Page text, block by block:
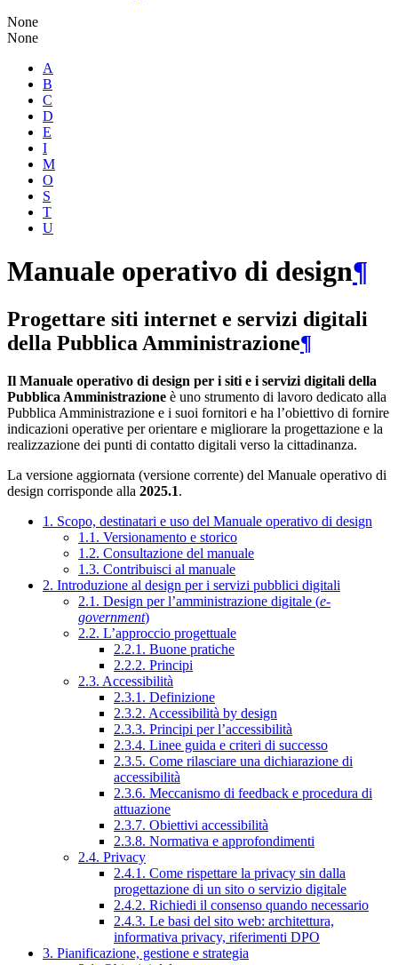
None
None
A
B
C
D
E
I
M
O
S
T
U
Manuale operativo di design¶
Progettare siti internet e servizi digitali
della Pubblica Amministrazione¶
Il Manuale operativo di design per i siti e i servizi digitali della
Pubblica Amministrazione è uno strumento di lavoro dedicato alla
Pubblica Amministrazione e i suoi fornitori e ha l’obiettivo di fornire
indicazioni operative per orientare e migliorare la progettazione e la
realizzazione dei punti di contatto digitali verso la cittadinanza.
La versione aggiornata (versione corrente) del Manuale operativo di
design corrisponde alla 2025.1.
1. Scopo, destinatari e uso del Manuale operativo di design
1.1. Versionamento e storico
1.2. Consultazione del manuale
1.3. Contribuisci al manuale
2. Introduzione al design per i servizi pubblici digitali
2.1. Design per l’amministrazione digitale (e-
government)
2.2. L’approccio progettuale
2.2.1. Buone pratiche
2.2.2. Principi
2.3. Accessibilità
2.3.1. Definizione
2.3.2. Accessibilità by design
2.3.3. Principi per l’accessibilità
2.3.4. Linee guida e criteri di successo
2.3.5. Come rilasciare una dichiarazione di
accessibilità
2.3.6. Meccanismo di feedback e procedura di
attuazione
2.3.7. Obiettivi accessibilità
2.3.8. Normativa e approfondimenti
2.4. Privacy
2.4.1. Come rispettare la privacy sin dalla
progettazione di un sito o servizio digitale
2.4.2. Richiedi il consenso quando necessario
2.4.3. Le basi del sito web: architettura,
informativa privacy, riferimenti DPO
3. Pianificazione, gestione e strategia